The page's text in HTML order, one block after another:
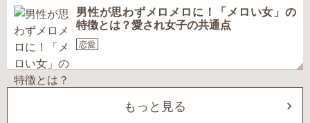
男性が思わずメロメロに！「メロい女」の
特徴とは？愛され女子の共通点
恋愛
もっと見る